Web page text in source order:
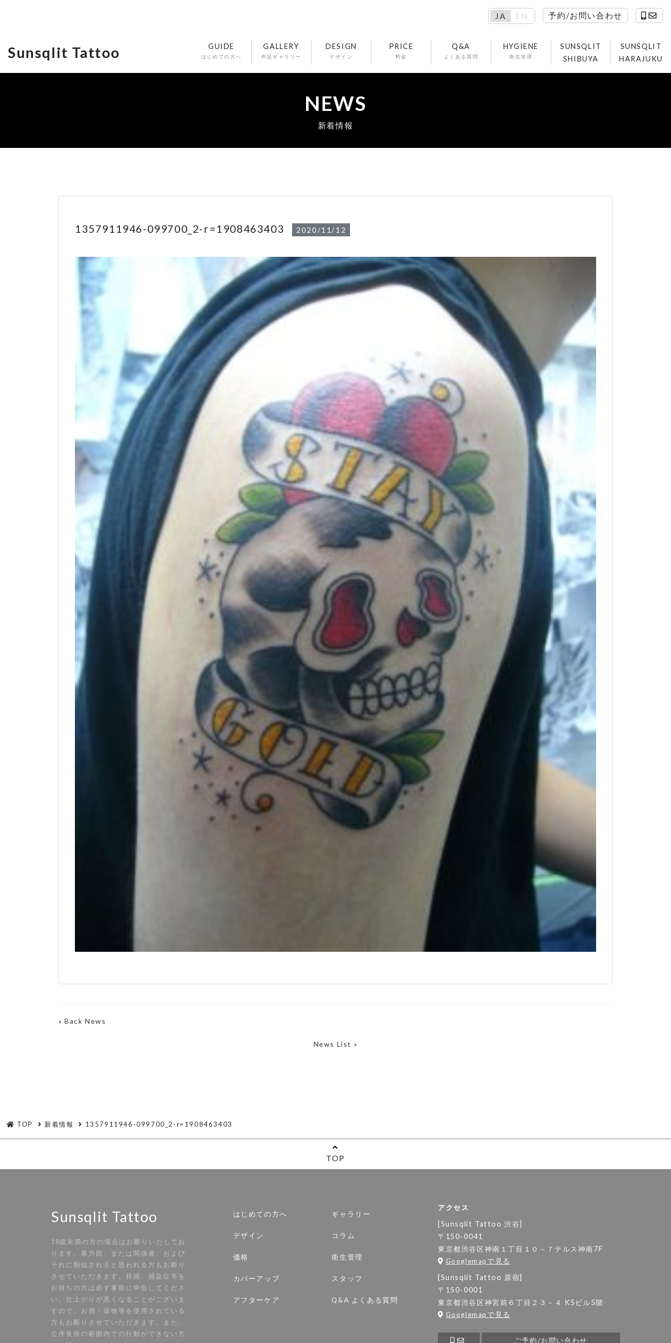
JA EN 予約/お問い合わせ
Sunsqlit Tattoo GUIDE
はじめての方へ
GALLERY
作品ギャラリー
DESIGN
デザイン
PRICE
料金
Q&A
よくある質問
HYGIENE
衛生管理
SUNSQLIT
SHIBUYA
SUNSQLIT
HARAJUKU
NEWS
新着情報
1357911946-099700_2-r=1908463403 2020/11/12
«Back News
News List »
TOP 新着情報 1357911946-099700_2-r=1908463403
TOP
Sunsqlit Tattoo
18歳未満の方の場合はお断りいたしてお
ります。暴力団、または関係者、および
それに類似されると思われる方もお断り
させていただきます。持病、感染症等を
お持ちの方は必ず事前に申告してくださ
い。仕上がりが悪くなることがございま
すので、お酒・薬物等を使用されている
方もお断りさせていただきます。また、
公序良俗の範囲内での行動ができない方
はじめての方へ
デザイン
価格
カバーアップ
アフターケア
ギャラリー
コラム
衛生管理
スタッフ
Q&A よくある質問
アクセス
[Sunsqlit Tattoo 渋谷]
〒150-0041
東京都渋谷区神南１丁目１０－７テルス神南7F
Googlemapで見る
[Sunsqlit Tattoo 原宿]
〒150-0001
東京都渋谷区神宮前６丁目２３－４ KSビル5階
Googlemapで見る
ご予約/お問い合わせ